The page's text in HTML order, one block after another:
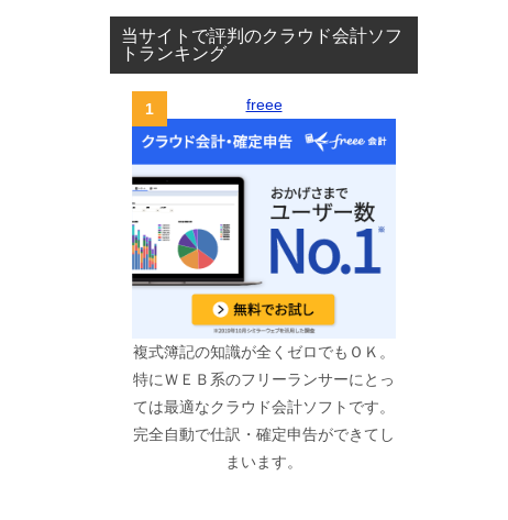
当サイトで評判のクラウド会計ソフ
トランキング
freee
複式簿記の知識が全くゼロでもＯＫ。
特にＷＥＢ系のフリーランサーにとっ
ては最適なクラウド会計ソフトです。
完全自動で仕訳・確定申告ができてし
まいます。